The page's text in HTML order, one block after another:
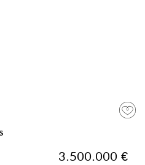
3.500.000 €